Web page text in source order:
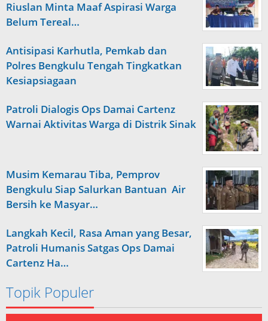
Riuslan Minta Maaf Aspirasi Warga
Belum Tereal…
Antisipasi Karhutla, Pemkab dan
Polres Bengkulu Tengah Tingkatkan
Kesiapsiagaan
Patroli Dialogis Ops Damai Cartenz
Warnai Aktivitas Warga di Distrik Sinak
Musim Kemarau Tiba, Pemprov
Bengkulu Siap Salurkan Bantuan Air
Bersih ke Masyar…
Langkah Kecil, Rasa Aman yang Besar,
Patroli Humanis Satgas Ops Damai
Cartenz Ha…
Topik Populer